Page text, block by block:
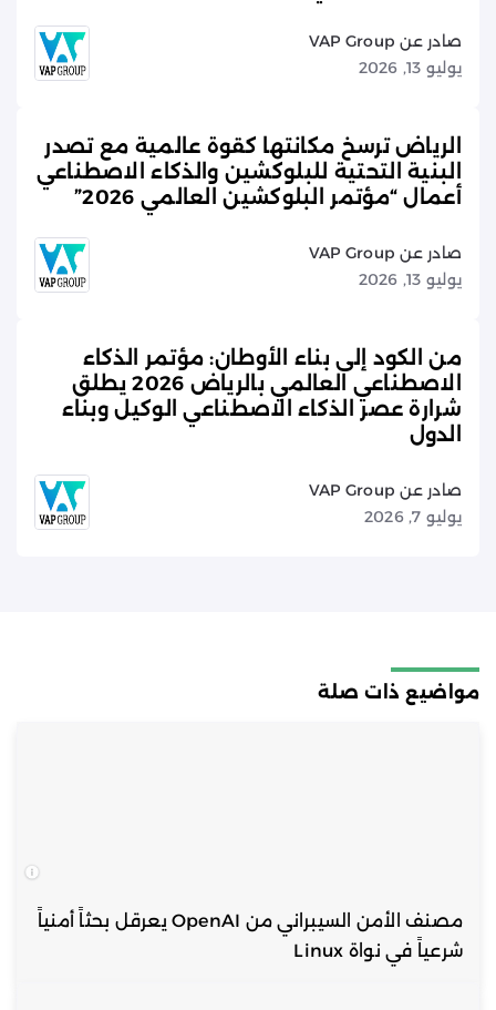
صادر عن VAP Group
يوليو 13, 2026
الرياض ترسخ مكانتها كقوة عالمية مع تصدر
البنية التحتية للبلوكشين والذكاء الاصطناعي
أعمال “مؤتمر البلوكشين العالمي 2026”
صادر عن VAP Group
يوليو 13, 2026
من الكود إلى بناء الأوطان: مؤتمر الذكاء
الاصطناعي العالمي بالرياض 2026 يطلق
شرارة عصر الذكاء الاصطناعي الوكيل وبناء
الدول
صادر عن VAP Group
يوليو 7, 2026
مواضيع ذات صلة
مصنف الأمن السيبراني من OpenAI يعرقل بحثاً أمنياً
شرعياً في نواة Linux